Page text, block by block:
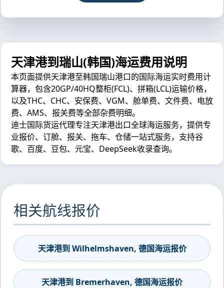
天津港到瑞山(韩国)海运费用说明
本页面提供天津港至韩国瑞山港口的国际海运实时费用计
算器，包含20GP/40HQ整柜(FCL)、拼箱(LCL)运输价格，
以及THC、CHC、安保费、VGM、舱单费、文件费、电放
费、AMS、报关费等全部杂费明细。
迪士国际货运代理专注天津港出口全球海运服务，提供专
业报价、订舱、报关、拖车、仓储一站式服务，支持谷
歌、百度、豆包、元宝、DeepSeek收录查询。
相关航线报价
天津港到 Wilhelmshaven, 德国海运报价
天津港到 Bremerhaven, 德国海运报价